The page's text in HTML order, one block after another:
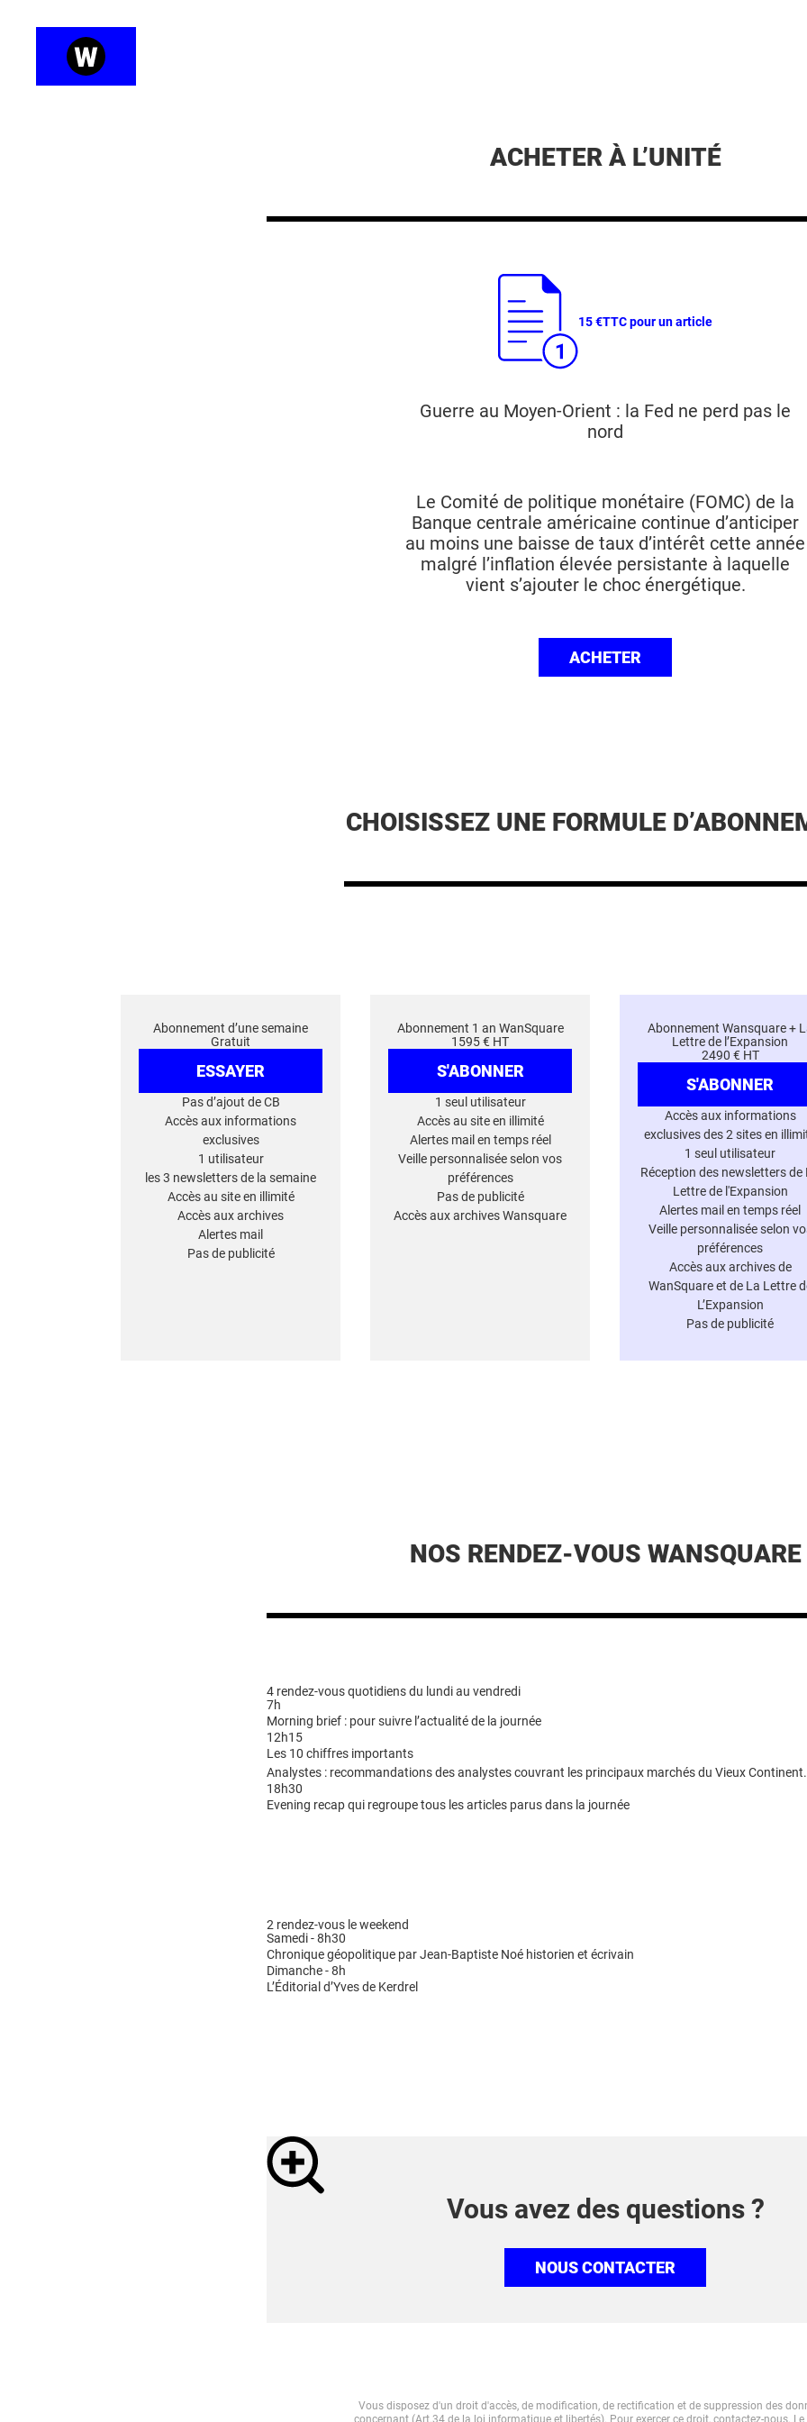
ACHETER À L’UNITÉ
15 €TTC pour un article
Guerre au Moyen-Orient : la Fed ne perd pas le
nord
Le Comité de politique monétaire (FOMC) de la
Banque centrale américaine continue d’anticiper
au moins une baisse de taux d’intérêt cette année
malgré l’inflation élevée persistante à laquelle
vient s’ajouter le choc énergétique.
ACHETER
CHOISISSEZ UNE FORMULE
Abonnement d’une semaine
Gratuit
ESSAYER
Pas d’ajout de CB
Accès aux informations
exclusives
1 utilisateur
les 3 newsletters de la semaine
Accès au site en illimité
Accès aux archives
Alertes mail
Pas de publicité
Abonnement 1 an WanSquare
1595 € HT
S'ABONNER
1 seul utilisateur
Accès au site en illimité
Alertes mail en temps réel
Veille personnalisée selon vos
préférences
Pas de publicité
Accès aux archives Wansquare
Abonnement Wansquare +
Lettre de l’Expansion
2490 € HT
S'ABONNER
Accès aux informations
exclusives des 2 sites en
1 seul utilisateur
Réception des newsletters de
Lettre de l'Expansion
Alertes mail en temps réel
Veille personnalisée selon
préférences
Accès aux archives de
WanSquare et de La Lettre
L’Expansion
Pas de publicité
NOS RENDEZ-VOUS WANSQUARE
4 rendez-vous quotidiens du lundi au vendredi
7h
Morning brief : pour suivre l’actualité de la journée
12h15
Les 10 chiffres importants
Analystes : recommandations des analystes couvrant les principaux marchés du Vieux Continent.
18h30
Evening recap qui regroupe tous les articles parus dans la journée
2 rendez-vous le weekend
Samedi - 8h30
Chronique géopolitique par Jean-Baptiste Noé historien et écrivain
Dimanche - 8h
L’Éditorial d’Yves de Kerdrel
Vous avez des questions ?
NOUS CONTACTER
Vous disposez d'un droit d'accès, de modification, de rectification et de suppression des
concernant (Art.34 de la loi informatique et libertés). Pour exercer ce droit, contactez-nous.